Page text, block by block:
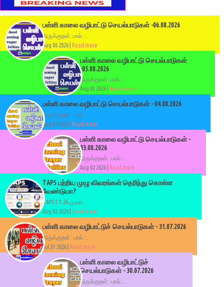
பள்ளி காலை வழிபாட்டு செயல்பாடுகள் -06.08.2026
திருக்குறள்: பால் :...
Aug 06 2026 |
Read more
பள்ளி காலை வழிபாட்டு செயல்பாடுகள்
-05.08.2026
திருக்குறள்: பால் :...
Aug 05 2026 | Read more
பள்ளி காலை வழிபாட்டு செயல்பாடுகள் - 04.08.2026
திருக்குறள்: பால் :...
Aug 04 2026 | Read more
பள்ளி காலை வழிபாட்டு செயல்பாடுகள் -
03.08.2026
திருக்குறள்: பால் :...
Aug 02 2026 |
Read more
TAPS பற்றிய முழு விவரங்கள் தெரிந்து கொள்ள
வேண்டுமா?
TAPS 1.1.26 முதல்...
Aug 02 2026 | Read more
பள்ளி காலை வழிபாட்டுச் செயல்பாடுகள் - 31.07.2026
திருக்குறள்: பால் :...
Jul 31 2026 |
Read more
பள்ளி காலை வழிபாட்டுச்
செயல்பாடுகள் - 30.07.2026
திருக்குறள்: பால் :...